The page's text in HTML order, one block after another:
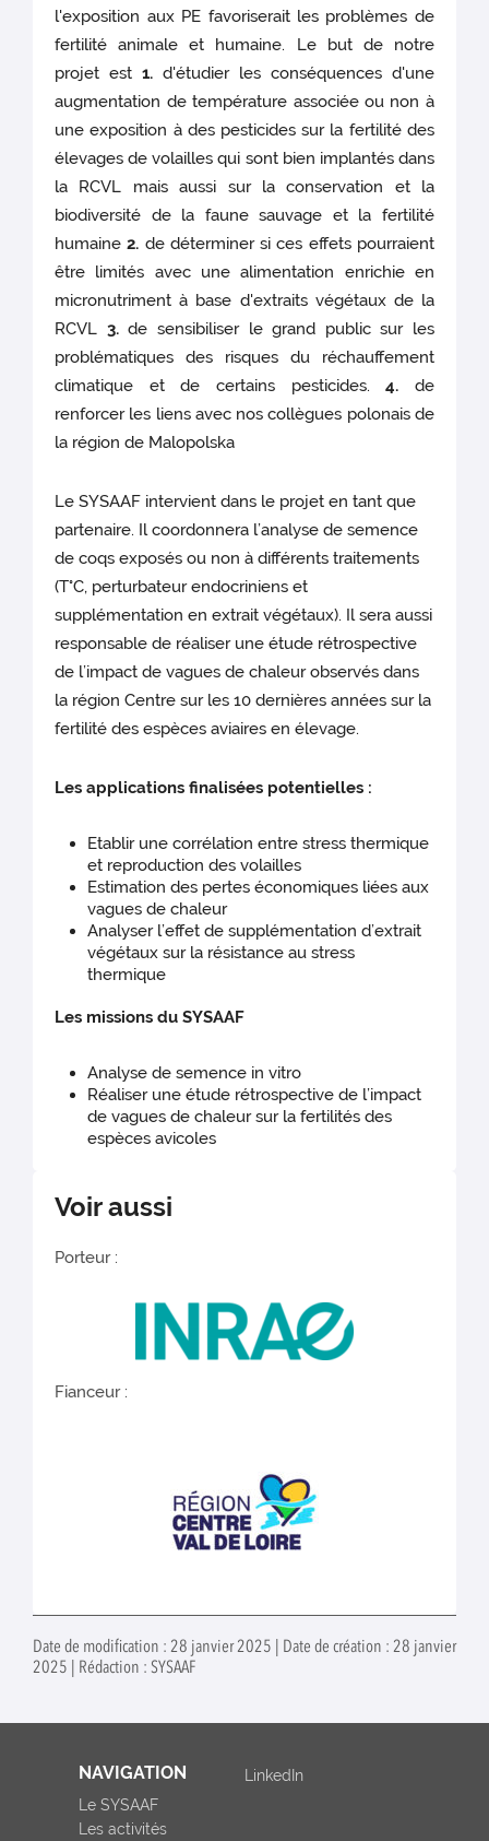
l'exposition aux PE favoriserait les problèmes de
fertilité animale et humaine. Le but de notre
projet est1. d'étudier les conséquences d'une
augmentation de température associée ou non à
une exposition à des pesticides sur la fertilité des
élevages de volailles qui sont bien implantés dans
la RCVL mais aussi sur la conservation et la
biodiversité de la faune sauvage et la fertilité
humaine2. de déterminer si ces effets pourraient
être limités avec une alimentation enrichie en
micronutriment à base d'extraits végétaux de la
RCVL 3.de sensibiliser le grand public sur les
problématiques des risques du réchauffement
climatique et de certains pesticides.4. de
renforcer les liens avec nos collègues polonais de
la région de Malopolska
Le SYSAAF intervient dans le projet en tant que
partenaire. Il coordonnera l’analyse de semence
de coqs exposés ou non à différents traitements
(T°C, perturbateur endocriniens et
supplémentation en extrait végétaux). Il sera aussi
responsable de réaliser une étude rétrospective
de l’impact de vagues de chaleur observés dans
la région Centre sur les 10 dernières années sur la
fertilité des espèces aviaires en élevage.
Les applications finalisées potentielles :
Etablir une corrélation entre stress thermique
et reproduction des volailles
Estimation des pertes économiques liées aux
vagues de chaleur
Analyser l’effet de supplémentation d’extrait
végétaux sur la résistance au stress
thermique
Les missions du SYSAAF
Analyse de semence in vitro
Réaliser une étude rétrospective de l’impact
de vagues de chaleur sur la fertilités des
espèces avicoles
Voir aussi
Porteur :
Fianceur :
Date de modification : 28 janvier 2025 | Date de création : 28 janvier
2025 | Rédaction : SYSAAF
NAVIGATION
Le SYSAAF
Les activités
LinkedIn